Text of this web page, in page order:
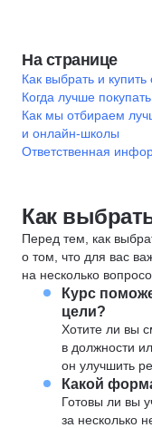
На странице
Как выбрать и
Когда лучше
Как мы отбираем
и онлайн-школы
Ответственная
Как
Перед тем, как
о том, что для вас
на несколько
Курс
цели?
Хотите ли вы
в должности
он улучшить
Какой
Готовы ли вы
за несколько